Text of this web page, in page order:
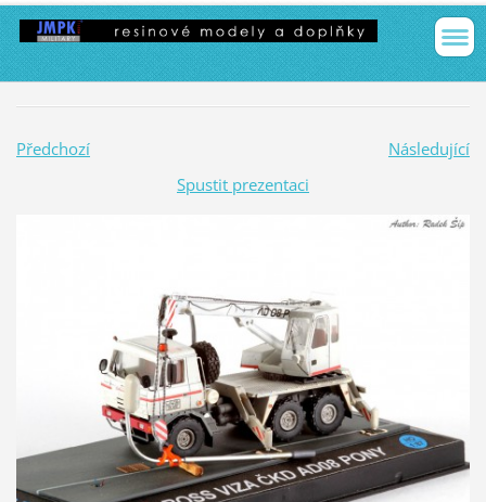
Předchozí
Následující
Spustit prezentaci